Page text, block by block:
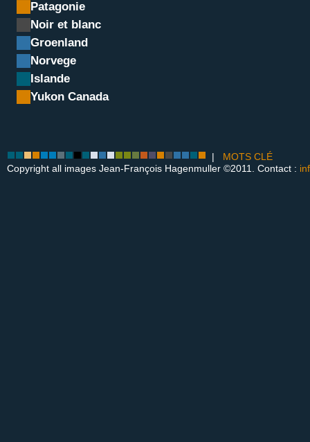
Patagonie
Noir et blanc
Groenland
Norvege
Islande
Yukon Canada
| MOTS CLÉ
Copyright all images Jean-François Hagenmuller ©2011. Contact :